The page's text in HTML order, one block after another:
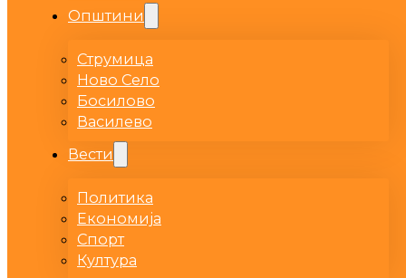
Општини
Струмица
Ново Село
Босилово
Василево
Вести
Политика
Економија
Спорт
Култура